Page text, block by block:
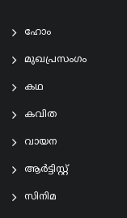
ഹോം
മുഖപ്രസംഗം
കഥ
കവിത
വായന
ആര്‍ട്ടിസ്റ്റ്
സിനിമ